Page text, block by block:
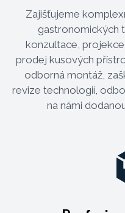
Zajišťujeme
gastronomických
konzultace,
prodej kusových
odborná montáž,
revize technologií,
na námi